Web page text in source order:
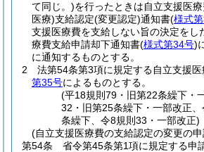
て同じ。)を行ったときは自立支援医
医療)支給認定(変更認定)通知書(様式
支援医療費を支給しない旨の決定をし
療費支給申請却下通知書(様式第34号)
に通知するものとする。
2
法第54条第3項に規定する自立支援医
第35号によるものとする。
(平18規則79・旧第22条繰下・
32・旧第25条繰下・一部改正
条繰下、令8規則33・一部改正)
(自立支援医療費の支給認定の変更の
第54条
省令第45条第1項に規定する申